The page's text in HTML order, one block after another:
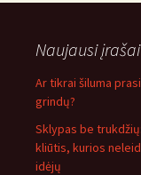
Naujausi įrašai
Ar tikrai šiluma
grindų?
Sklypas be
kliūtis, kurios
idėjų